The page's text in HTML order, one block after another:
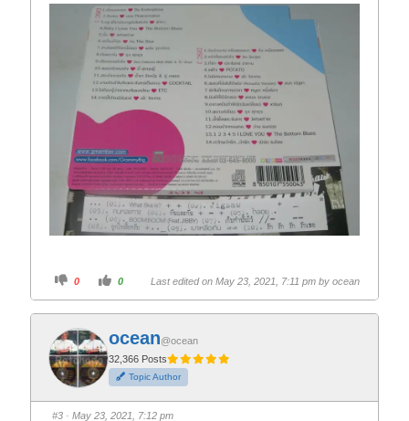
C
i
f
o
r
t
h
u
m
b
d
0
C
i
o
t
h
u
m
b
u
0 Last edited on May 23, 2021, 7:11 pm by ocean
ocean@ocean
32,366 Posts
Topic Author
#3 · May 23, 2021, 7:12 pm